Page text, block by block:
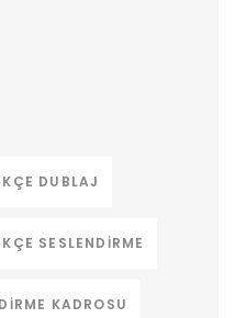
DUBLAJ
SESLENDIRME
KADROSU